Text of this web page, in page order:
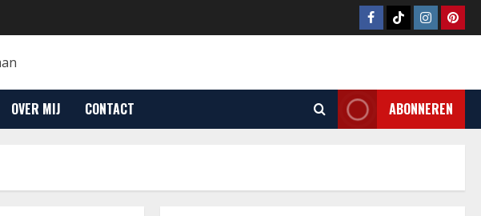
Facebook
TiktokInstagram
OVER MIJ CONTACT ABONNEREN